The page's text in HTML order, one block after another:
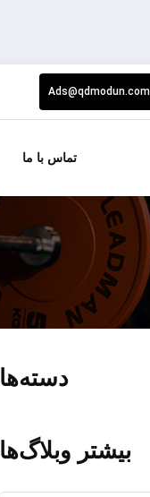
Ads@qdmodun.com
تماس با ما
دسته‌ها
بیشتر وبلاگ‌ها